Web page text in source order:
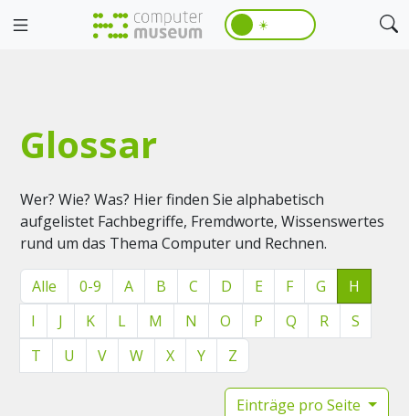
☀️
Glossar
Wer? Wie? Was? Hier finden Sie alphabetisch
aufgelistet Fachbegriffe, Fremdworte, Wissenswertes
rund um das Thema Computer und Rechnen.
Alle 0-9 A B C D E F G
H
I
J K L M N O P Q R
S
T
U V W X Y Z
Einträge pro Seite